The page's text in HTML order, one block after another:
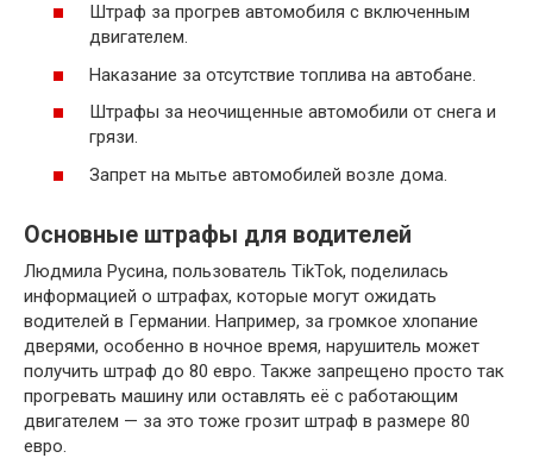
Штраф за прогрев автомобиля с включенным
двигателем.
Наказание за отсутствие топлива на автобане.
Штрафы за неочищенные автомобили от снега и
грязи.
Запрет на мытье автомобилей возле дома.
Основные штрафы для водителей
Людмила Русина, пользователь TikTok, поделилась
информацией о штрафах, которые могут ожидать
водителей в Германии. Например, за громкое хлопание
дверями, особенно в ночное время, нарушитель может
получить штраф до 80 евро. Также запрещено просто так
прогревать машину или оставлять её с работающим
двигателем — за это тоже грозит штраф в размере 80
евро.